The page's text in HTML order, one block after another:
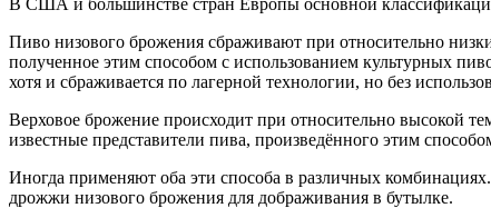
Пиво низового брожения сбраживают при относительно
полученное этим способом с использованием культурных
хотя и сбраживается по лагерной технологии, но без
Верховое брожение происходит при относительно высокой
известные представители пива, произведённого этим
Иногда применяют оба эти способа в различных
дрожжи низового брожения для дображивания в бутылке.